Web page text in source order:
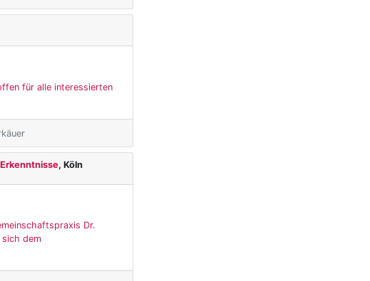
für alle interessierten
, Köln
Dr.
sich dem